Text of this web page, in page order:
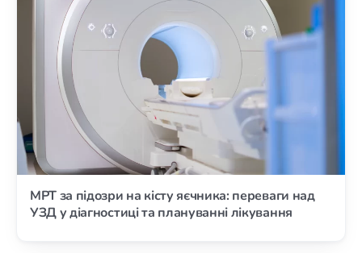
МРТ за підозри на кісту яєчника: переваги над
УЗД у діагностиці та плануванні лікування